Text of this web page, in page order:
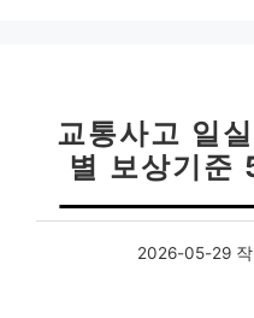
교통사고 일
별 보상기준
2026-05-29